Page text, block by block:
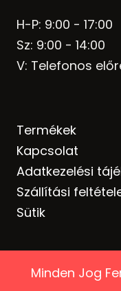
H-P: 9:00 - 17:00
Sz: 9:00 - 14:00
V: Telefonos
Termékek
Kapcsolat
Adatkezelési
Szállítási
Sütik
Minden Jog